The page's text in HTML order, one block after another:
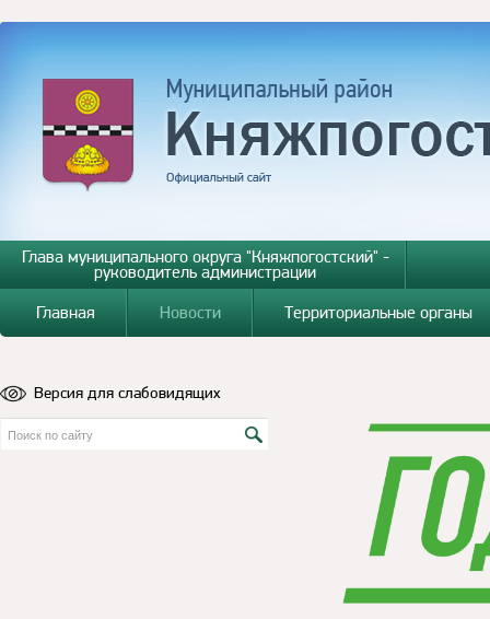
Глава муниципального округа "Княжпогостский" -
руководитель администрации
Главная
Новости Территориальные органы
Версия для слабовидящих